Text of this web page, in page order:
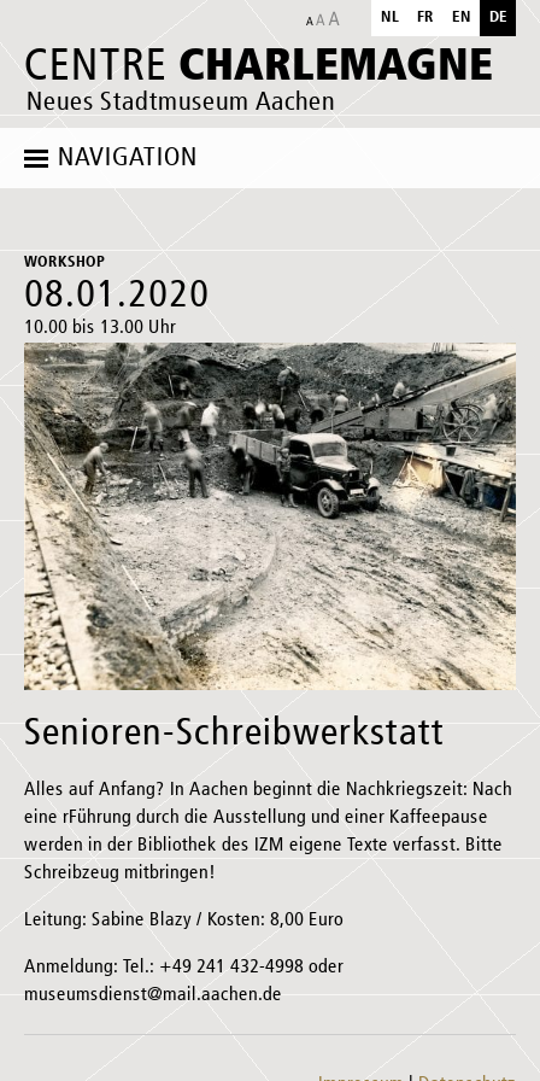
CENTRE CHARLEMAGNE
Neues Stadtmuseum Aachen
NL FR EN DE
NAVIGATION
WORKSHOP
08.01.2020
10.00 bis 13.00 Uhr
Senioren-Schreibwerkstatt
Alles auf Anfang? In Aachen beginnt die Nachkriegszeit: Nach
eine rFührung durch die Ausstellung und einer Kaffeepause
werden in der Bibliothek des IZM eigene Texte verfasst. Bitte
Schreibzeug mitbringen!
Leitung: Sabine Blazy / Kosten: 8,00 Euro
Anmeldung: Tel.: +49 241 432-4998 oder
museumsdienst@mail.aachen.de